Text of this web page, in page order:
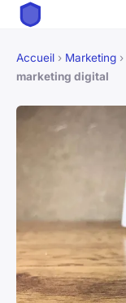
Accueil › Marketing ›
marketing digital